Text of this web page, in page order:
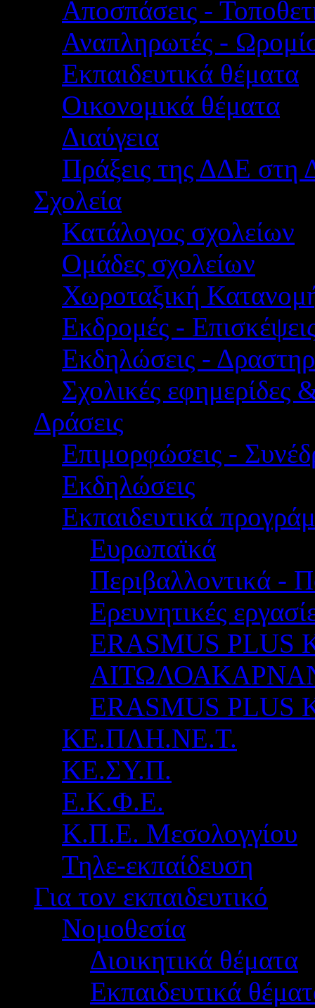
Αποσπάσεις -
Αναπληρωτές -
Εκπαιδευτικά θέματα
Οικονομικά θέματα
Διαύγεια
Πράξεις της ΔΔΕ στη
Σχολεία
Κατάλογος σχολείων
Ομάδες σχολείων
Χωροταξική
Εκδρομές -
Εκδηλώσεις -
Σχολικές εφημερίδες
Δράσεις
Επιμορφώσεις -
Εκδηλώσεις
Εκπαιδευτικά
Ευρωπαϊκά
Περιβαλλοντικά -
Ερευνητικές
ERASMUS PLUS
ERASMUS
ΚΕ.ΠΛΗ.ΝΕ.Τ.
ΚΕ.ΣΥ.Π.
Ε.Κ.Φ.Ε.
Κ.Π.Ε. Μεσολογγίου
Τηλε-εκπαίδευση
Για τον εκπαιδευτικό
Νομοθεσία
Διοικητικά θέματα
Εκπαιδευτικά